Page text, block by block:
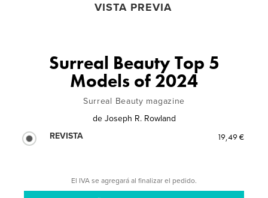
VISTA PREVIA
Surreal Beauty Top 5
Models of 2024
Surreal Beauty magazine
de Joseph R. Rowland
REVISTA
19,49 €
El IVA se agregará al finalizar el pedido.